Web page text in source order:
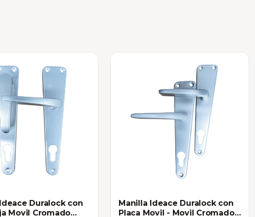
Duralock con
Movil Cromado
Manilla Ideace Duralock con
Placa Movil - Movil Cromado